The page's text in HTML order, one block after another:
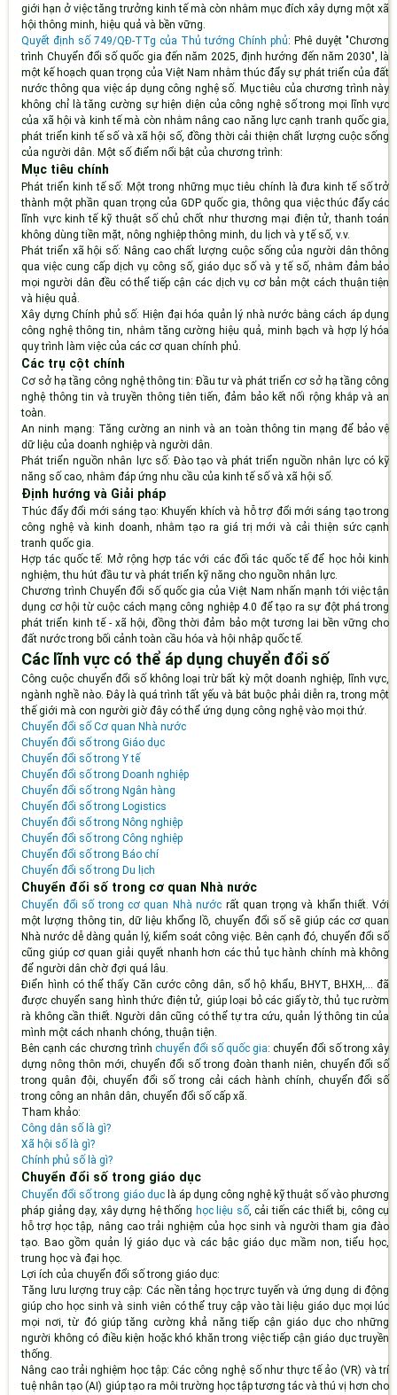
giới hạn ở việc tăng trưởng kinh tế mà còn nhằm mục đích xây dựng một xã
hội thông minh, hiệu quả và bền vững.
Quyết định số 749/QĐ-TTg của Thủ tướng Chính phủ: Phê duyệt "Chương
trình Chuyển đổi số quốc gia đến năm 2025, định hướng đến năm 2030", là
một kế hoạch quan trọng của Việt Nam nhằm thúc đẩy sự phát triển của đất
nước thông qua việc áp dụng công nghệ số. Mục tiêu của chương trình này
không chỉ là tăng cường sự hiện diện của công nghệ số trong mọi lĩnh vực
của xã hội và kinh tế mà còn nhằm nâng cao năng lực cạnh tranh quốc gia,
phát triển kinh tế số và xã hội số, đồng thời cải thiện chất lượng cuộc sống
của người dân. Một số điểm nổi bật của chương trình:
Mục tiêu chính
Phát triển kinh tế số: Một trong những mục tiêu chính là đưa kinh tế số trở
thành một phần quan trọng của GDP quốc gia, thông qua việc thúc đẩy các
lĩnh vực kinh tế kỹ thuật số chủ chốt như thương mại điện tử, thanh toán
không dùng tiền mặt, nông nghiệp thông minh, du lịch và y tế số, v.v.
Phát triển xã hội số: Nâng cao chất lượng cuộc sống của người dân thông
qua việc cung cấp dịch vụ công số, giáo dục số và y tế số, nhằm đảm bảo
mọi người dân đều có thể tiếp cận các dịch vụ cơ bản một cách thuận tiện
và hiệu quả.
Xây dựng Chính phủ số: Hiện đại hóa quản lý nhà nước bằng cách áp dụng
công nghệ thông tin, nhằm tăng cường hiệu quả, minh bạch và hợp lý hóa
quy trình làm việc của các cơ quan chính phủ.
Các trụ cột chính
Cơ sở hạ tầng công nghệ thông tin: Đầu tư và phát triển cơ sở hạ tầng công
nghệ thông tin và truyền thông tiên tiến, đảm bảo kết nối rộng khắp và an
toàn.
An ninh mạng: Tăng cường an ninh và an toàn thông tin mạng để bảo vệ
dữ liệu của doanh nghiệp và người dân.
Phát triển nguồn nhân lực số: Đào tạo và phát triển nguồn nhân lực có kỹ
năng số cao, nhằm đáp ứng nhu cầu của kinh tế số và xã hội số.
Định hướng và Giải pháp
Thúc đẩy đổi mới sáng tạo: Khuyến khích và hỗ trợ đổi mới sáng tạo trong
công nghệ và kinh doanh, nhằm tạo ra giá trị mới và cải thiện sức cạnh
tranh quốc gia.
Hợp tác quốc tế: Mở rộng hợp tác với các đối tác quốc tế để học hỏi kinh
nghiệm, thu hút đầu tư và phát triển kỹ năng cho nguồn nhân lực.
Chương trình Chuyển đổi số quốc gia của Việt Nam nhấn mạnh tới việc tận
dụng cơ hội từ cuộc cách mạng công nghiệp 4.0 để tạo ra sự đột phá trong
phát triển kinh tế - xã hội, đồng thời đảm bảo một tương lai bền vững cho
đất nước trong bối cảnh toàn cầu hóa và hội nhập quốc tế.
Các lĩnh vực có thể áp dụng chuyển đổi số
Công cuộc chuyển đổi số không loại trừ bất kỳ một doanh nghiệp, lĩnh vực,
ngành nghề nào. Đây là quá trình tất yếu và bắt buộc phải diễn ra, trong một
thế giới mà con người giờ đây có thể ứng dụng công nghệ vào mọi thứ.
Chuyển đổi số Cơ quan Nhà nước
Chuyển đổi số trong Giáo dục
Chuyển đổi số trong Y tế
Chuyển đổi số trong Doanh nghiệp
Chuyển đổi số trong Ngân hàng
Chuyển đổi số trong Logistics
Chuyển đổi số trong Nông nghiệp
Chuyển đổi số trong Công nghiệp
Chuyển đổi số trong Báo chí
Chuyển đổi số trong Du lịch
Chuyển đổi số trong cơ quan Nhà nước
Chuyển đổi số trong cơ quan Nhà nước rất quan trọng và khẩn thiết. Với
một lượng thông tin, dữ liệu khổng lồ, chuyển đổi số sẽ giúp các cơ quan
Nhà nước dễ dàng quản lý, kiểm soát công việc. Bên cạnh đó, chuyển đổi số
cũng giúp cơ quan giải quyết nhanh hơn các thủ tục hành chính mà không
để người dân chờ đợi quá lâu.
Điển hình có thể thấy Căn cước công dân, sổ hộ khẩu, BHYT, BHXH,... đã
được chuyển sang hình thức điện tử, giúp loại bỏ các giấy tờ, thủ tục rườm
rà không cần thiết. Người dân cũng có thể tự tra cứu, quản lý thông tin của
mình một cách nhanh chóng, thuận tiện.
Bên cạnh các chương trình chuyển đổi số quốc gia: chuyển đổi số trong xây
dựng nông thôn mới, chuyển đổi số trong đoàn thanh niên, chuyển đổi số
trong quân đội, chuyển đổi số trong cải cách hành chính, chuyển đổi số
trong công an nhân dân, chuyển đổi số cấp xã.
Tham khảo:
Công dân số là gì?
Xã hội số là gì?
Chính phủ số là gì?
Chuyển đổi số trong giáo dục
Chuyển đổi số trong giáo dụclà áp dụng công nghệ kỹ thuật số vào phương
pháp giảng dạy, xây dựng hệ thống học liệu số, cải tiến các thiết bị, công cụ
hỗ trợ học tập, nâng cao trải nghiệm của học sinh và người tham gia đào
tạo. Bao gồm quản lý giáo dục và các bậc giáo dục mầm non, tiểu học,
trung học và đại học.
Lợi ích của chuyển đổi số trong giáo dục:
Tăng lưu lượng truy cập: Các nền tảng học trực tuyến và ứng dụng di động
giúp cho học sinh và sinh viên có thể truy cập vào tài liệu giáo dục mọi lúc
mọi nơi, từ đó giúp tăng cường khả năng tiếp cận giáo dục cho những
người không có điều kiện hoặc khó khăn trong việc tiếp cận giáo dục truyền
thống.
Nâng cao trải nghiệm học tập: Các công nghệ số như thực tế ảo (VR) và trí
tuệ nhân tạo (AI) giúp tạo ra môi trường học tập tương tác và thú vị hơn cho